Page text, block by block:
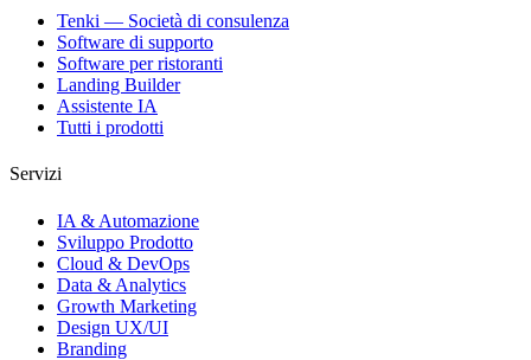
Tenki — Società di consulenza
Software di supporto
Software per ristoranti
Landing Builder
Assistente IA
Tutti i prodotti
Servizi
IA & Automazione
Sviluppo Prodotto
Cloud & DevOps
Data & Analytics
Growth Marketing
Design UX/UI
Branding